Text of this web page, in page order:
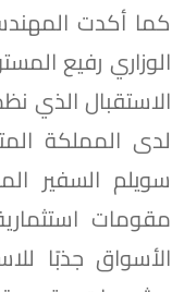
كما أكدت
الوزاري رفيع
الاستقبال الذي
لدى المملكة
سويلم السفير
مقومات
الأسواق جذبًا